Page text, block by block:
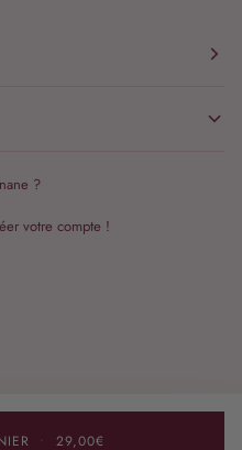
29,00€
?
votre compte !